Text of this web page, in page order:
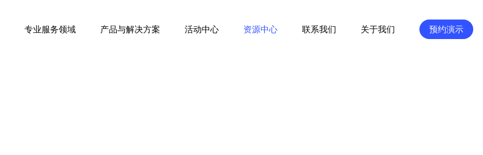
预约演示
关于我们
联系我们
资源中心
活动中心
产品与解决方案
专业服务领域